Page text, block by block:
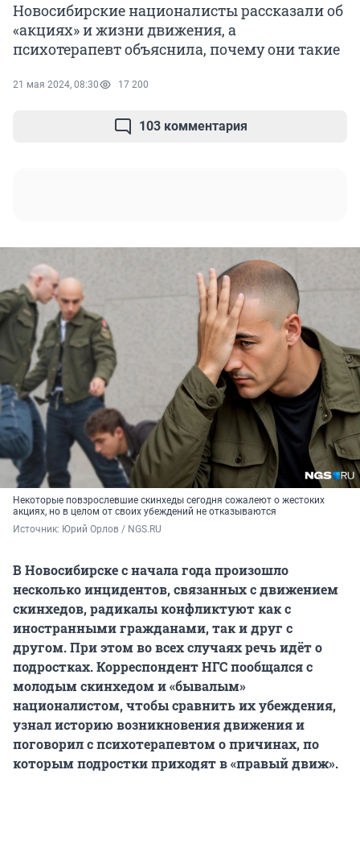
Новосибирские националисты рассказали об
«акциях» и жизни движения, а
психотерапевт объяснила, почему они такие
21 мая 2024, 08:30 17 200
103 комментария
Некоторые повзрослевшие скинхеды сегодня сожалеют о жестоких
акциях, но в целом от своих убеждений не отказываются
Источник: Юрий Орлов / NGS.RU
В Новосибирске с начала года произошло
несколько инцидентов, связанных с движением
скинхедов, радикалы конфликтуют как с
иностранными гражданами, так и друг с
другом. При этом во всех случаях речь идёт о
подростках. Корреспондент НГС пообщался с
молодым скинхедом и «бывалым»
националистом, чтобы сравнить их убеждения,
узнал историю возникновения движения и
поговорил с психотерапевтом о причинах, по
которым подростки приходят в «правый движ».